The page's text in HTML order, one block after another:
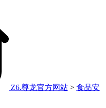
Z6.尊龙官方网站 > 食品安